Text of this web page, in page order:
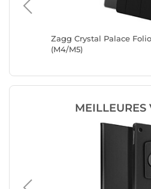
Zagg Crystal Palace
(M4/M5)
MEILLEURES